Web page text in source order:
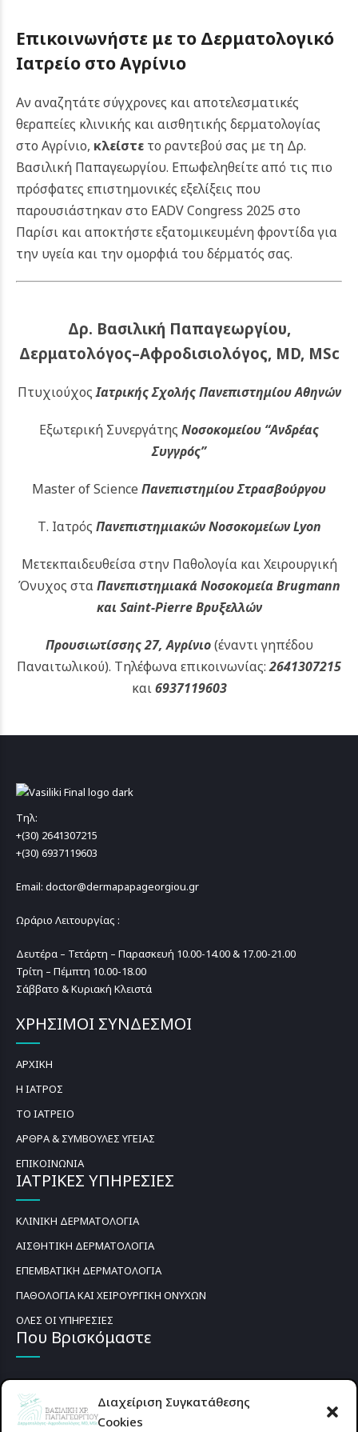
Διαχείριση Συγκατάθεσης
Cookies
Επικοινωνήστε με το Δερματολογικό
Ιατρείο στο Αγρίνιο
Αν αναζητάτε σύγχρονες και αποτελεσματικές
θεραπείες κλινικής και αισθητικής δερματολογίας
στο Αγρίνιο, κλείστε το ραντεβού σας με τη Δρ.
Βασιλική Παπαγεωργίου. Επωφεληθείτε από τις πιο
πρόσφατες επιστημονικές εξελίξεις που
παρουσιάστηκαν στο EADV Congress 2025 στο
Παρίσι και αποκτήστε εξατομικευμένη φροντίδα για
την υγεία και την ομορφιά του δέρματός σας.
Δρ. Βασιλική Παπαγεωργίου,
Δερματολόγος–Αφροδισιολόγος, MD, MSc
ΠτυχιούχοςΙατρικής Σχολής Πανεπιστημίου Αθηνών
Εξωτερική Συνεργάτης Νοσοκομείου “Ανδρέας
Συγγρός”
Master of Science Πανεπιστημίου Στρασβούργου
Τ. Ιατρός Πανεπιστημιακών Νοσοκομείων Lyon
Μετεκπαιδευθείσα στην Παθολογία και Χειρουργική
Όνυχος σταΠανεπιστημιακά Νοσοκομεία Brugmann
και Saint-Pierre Βρυξελλών
Προυσιωτίσσης 27, Αγρίνιο(έναντι γηπέδου
Παναιτωλικού). Τηλέφωνα επικοινωνίας:2641307215
και6937119603
Τηλ:
+(30) 2641307215
+(30) 6937119603
Email: doctor@dermapapageorgiou.gr
Ωράριο Λειτουργίας :
Δευτέρα – Τετάρτη – Παρασκευή 10.00-14.00 & 17.00-21.00
Τρίτη – Πέμπτη 10.00-18.00
Σάββατο & Κυριακή Κλειστά
ΧΡΗΣΙΜΟΙ ΣΥΝΔΕΣΜΟΙ
ΑΡΧΙΚΗ
Η ΙΑΤΡΟΣ
ΤΟ ΙΑΤΡΕΙΟ
ΑΡΘΡΑ & ΣΥΜΒΟΥΛΕΣ ΥΓΕΙΑΣ
ΕΠΙΚΟΙΝΩΝΙΑ
ΙΑΤΡΙΚΕΣ ΥΠΗΡΕΣΙΕΣ
ΚΛΙΝΙΚΗ ΔΕΡΜΑΤΟΛΟΓΙΑ
ΑΙΣΘΗΤΙΚΗ ΔΕΡΜΑΤΟΛΟΓΙΑ
ΕΠΕΜΒΑΤΙΚΗ ΔΕΡΜΑΤΟΛΟΓΙΑ
ΠΑΘΟΛΟΓΙΑ ΚΑΙ ΧΕΙΡΟΥΡΓΙΚΗ ΟΝΥΧΩΝ
ΟΛΕΣ ΟΙ ΥΠΗΡΕΣΙΕΣ
Που Βρισκόμαστε